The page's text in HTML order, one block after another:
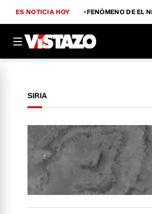
ES NOTICIA HOY FENÓMENO DE EL
SIRIA